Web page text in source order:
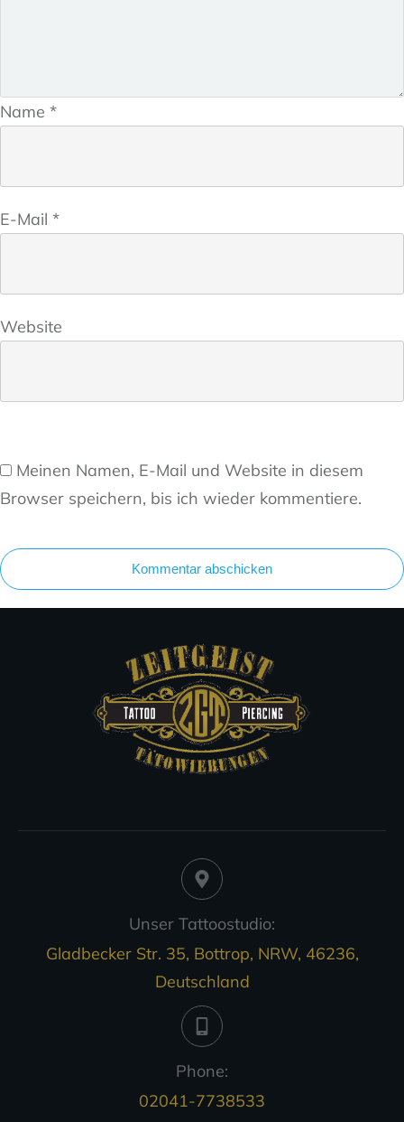
Name *
E-Mail *
Website
Meinen Namen, E-Mail und Website in diesem
Browser speichern, bis ich wieder kommentiere.
Kommentar abschicken
Unser Tattoostudio:
Gladbecker Str. 35, Bottrop, NRW, 46236,
Deutschland
Phone:
02041-7738533